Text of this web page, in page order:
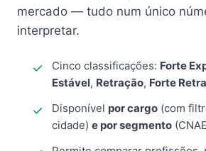
mercado — tudo num único
interpretar.
Cinco classificações: Forte
Estável, Retração, Forte
Disponível por cargo (com
cidade) e por segmento